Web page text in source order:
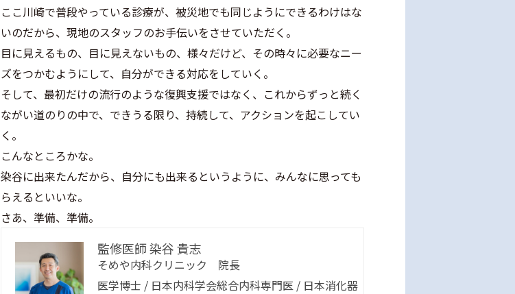
ここ川崎で普段やっている診療が、被災地でも同じようにできるわけはな
いのだから、現地のスタッフのお手伝いをさせていただく。
目に見えるもの、目に見えないもの、様々だけど、その時々に必要なニー
ズをつかむようにして、自分ができる対応をしていく。
そして、最初だけの流行のような復興支援ではなく、これからずっと続く
ながい道のりの中で、できうる限り、持続して、アクションを起こしてい
く。
こんなところかな。
染谷に出来たんだから、自分にも出来るというように、みんなに思っても
らえるといいな。
さあ、準備、準備。
監修医師 染谷 貴志
そめや内科クリニック 院長
医学博士 / 日本内科学会総合内科専門医 / 日本消化器